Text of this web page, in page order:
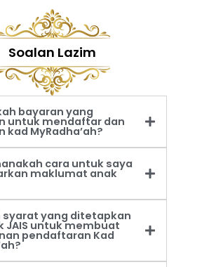
Soalan Lazim
bayaran yang
untuk mendaftar dan
kad MyRadha’ah?
cara untuk saya
maklumat anak
syarat yang ditetapkan
JAIS untuk membuat
pendaftaran Kad